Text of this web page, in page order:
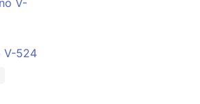
V-524